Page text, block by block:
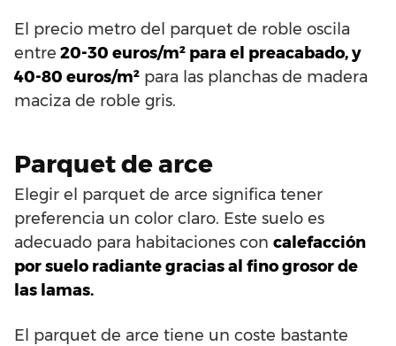
El precio metro del parquet de roble oscila
entre 20-30 euros/m² para el preacabado, y
40-80 euros/m² para las planchas de madera
maciza de roble gris.
Parquet de arce
Elegir el parquet de arce significa tener
preferencia un color claro. Este suelo es
adecuado para habitaciones con calefacción
por suelo radiante gracias al fino grosor de
las lamas.
El parquet de arce tiene un coste bastante